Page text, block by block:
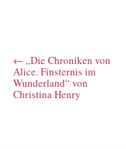
←„Die Chroniken von
Alice. Finsternis im
Wunderland“ von
Christina Henry